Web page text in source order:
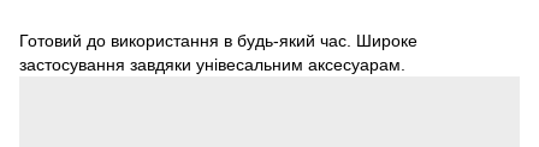
Готовий до використання в будь-який час. Широке
застосування завдяки унівесальним аксесуарам.